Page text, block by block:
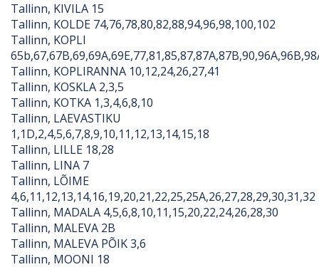
Tallinn, KIVILA 15
Tallinn, KOLDE 74,76,78,80,82,88,94,96,98,100,102
Tallinn, KOPLI
Tallinn, KOPLIRANNA 10,12,24,26,27,41
Tallinn, KOSKLA 2,3,5
Tallinn, KOTKA 1,3,4,6,8,10
Tallinn, LAEVASTIKU
1,1D,2,4,5,6,7,8,9,10,11,12,13,14,15,18
Tallinn, LILLE 18,28
Tallinn, LINA 7
Tallinn, LÕIME
4,6,11,12,13,14,16,19,20,21,22,25,25A,26,27,28,29,30,31,32
Tallinn, MADALA 4,5,6,8,10,11,15,20,22,24,26,28,30
Tallinn, MALEVA 2B
Tallinn, MALEVA PÕIK 3,6
Tallinn, MOONI 18